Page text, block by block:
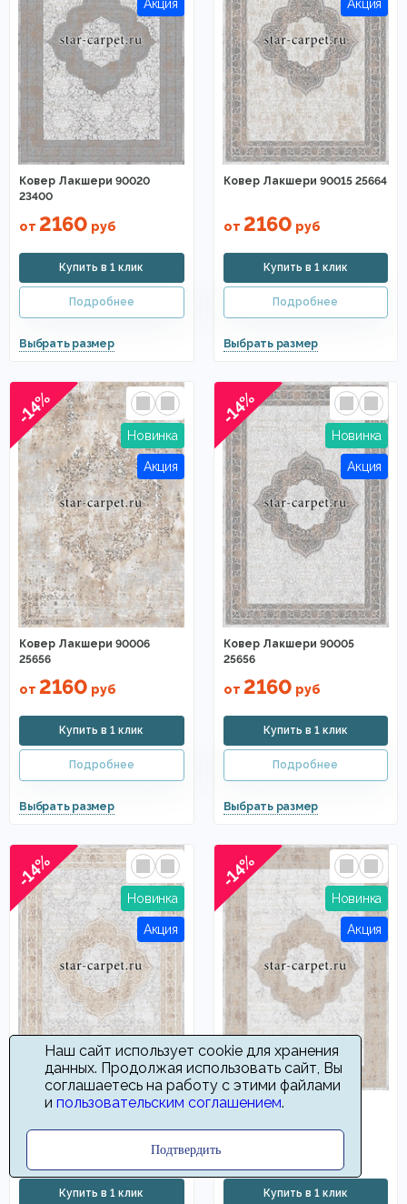
Ковер Лакшери 90020
23400
от 2160 руб
Ковер Лакшери 90015 25664
от 2160 руб
-14%
Ковер Лакшери 90006
25656
от 2160 руб
-14%
Ковер Лакшери 90005
25656
от 2160 руб
-14%
Ковер Лакшери 90004
-14%
Ковер Лакшери 90003
Наш сайт использует cookie для хранения
данных. Продолжая использовать сайт, Вы
соглашаетесь на работу с этими файлами
и пользовательским соглашением.
Подтвердить